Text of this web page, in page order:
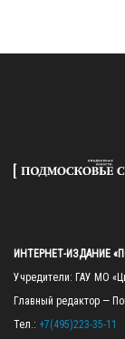
ИНТЕРНЕТ-ИЗДАНИЕ
Учредители: ГАУ МО
Главный редактор —
Тел.: +7(495)223-35-11